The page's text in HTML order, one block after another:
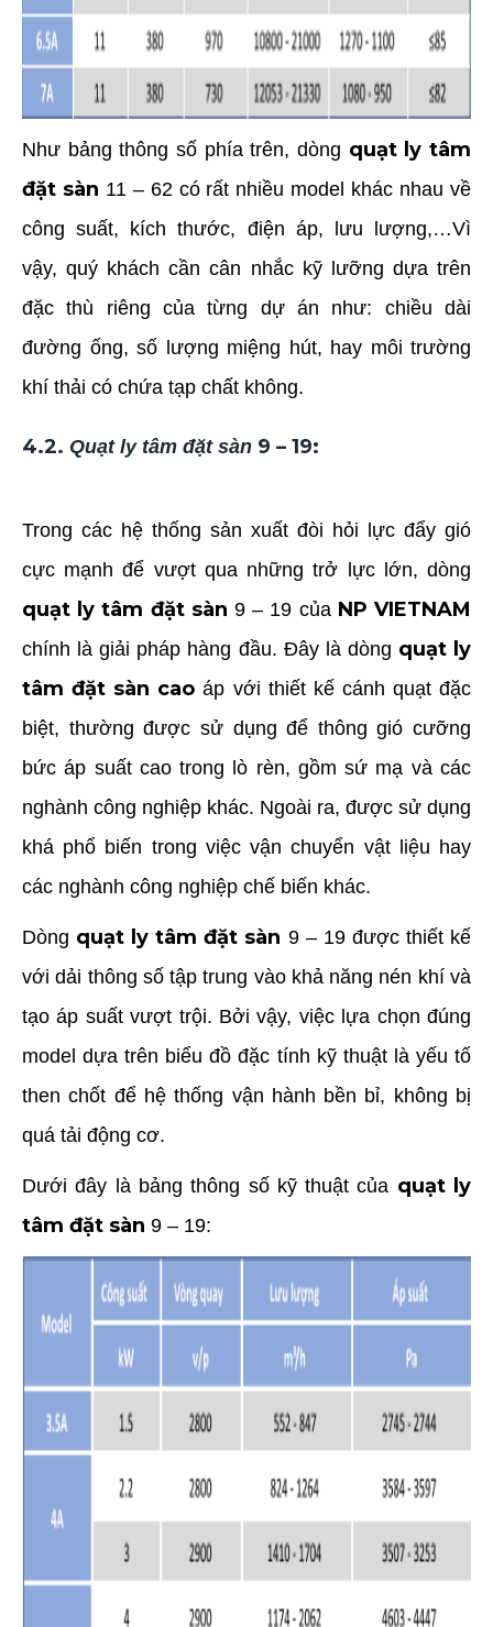
Như bảng thông số phía trên, dòng quạt ly tâm
đặt sàn 11 – 62 có rất nhiều model khác nhau về
công suất, kích thước, điện áp, lưu lượng,…Vì
vậy, quý khách cần cân nhắc kỹ lưỡng dựa trên
đặc thù riêng của từng dự án như: chiều dài
đường ống, số lượng miệng hút, hay môi trường
khí thải có chứa tạp chất không.
4.2. Quạt ly tâm đặt sàn 9 – 19:
Trong các hệ thống sản xuất đòi hỏi lực đẩy gió
cực mạnh để vượt qua những trở lực lớn, dòng
quạt ly tâm đặt sàn 9 – 19 của NP VIETNAM
chính là giải pháp hàng đầu. Đây là dòng quạt ly
tâm đặt sàn cao áp với thiết kế cánh quạt đặc
biệt, thường được sử dụng để thông gió cưỡng
bức áp suất cao trong lò rèn, gồm sứ mạ và các
nghành công nghiệp khác. Ngoài ra, được sử dụng
khá phổ biến trong việc vận chuyển vật liệu hay
các nghành công nghiệp chế biến khác.
Dòng quạt ly tâm đặt sàn 9 – 19 được thiết kế
với dải thông số tập trung vào khả năng nén khí và
tạo áp suất vượt trội. Bởi vậy, việc lựa chọn đúng
model dựa trên biểu đồ đặc tính kỹ thuật là yếu tố
then chốt để hệ thống vận hành bền bỉ, không bị
quá tải động cơ.
Dưới đây là bảng thông số kỹ thuật của quạt ly
tâm đặt sàn 9 – 19: